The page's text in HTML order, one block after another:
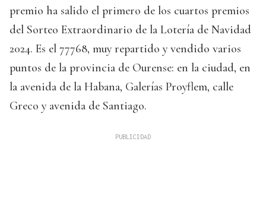
premio ha salido el primero de los cuartos premios
del Sorteo Extraordinario de la Lotería de Navidad
2024. Es el 77768, muy repartido y vendido varios
puntos de la provincia de Ourense: en la ciudad, en
la avenida de la Habana, Galerías Proyflem, calle
Greco y avenida de Santiago.